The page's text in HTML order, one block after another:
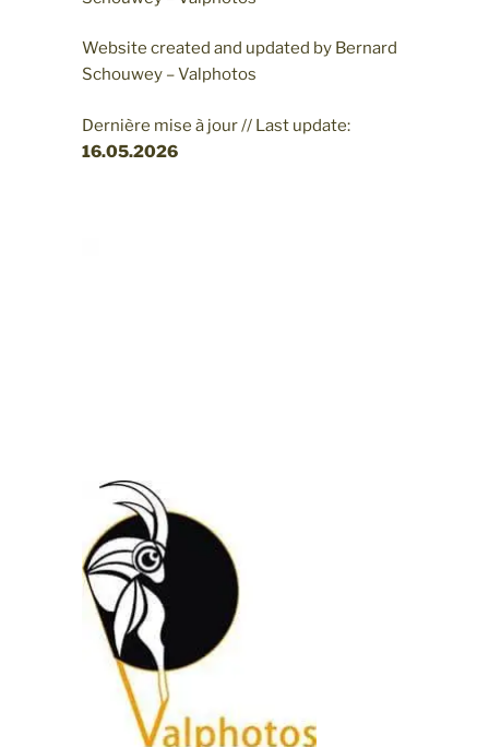
Website created and updated by Bernard
Schouwey – Valphotos
Dernière mise à jour // Last update:
16.05.2026